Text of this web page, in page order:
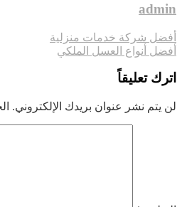
admin
تصفّح
المقالات
أفضل شركة خدمات منزلية
أفضل أنواع العسل الملكي
اترك تعليقاً
لن يتم نشر عنوان بريدك الإلكتروني.